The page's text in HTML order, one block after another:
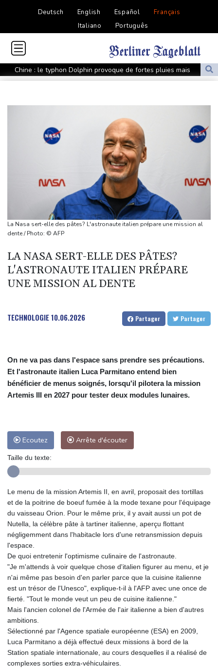
Deutsch English Español
Français
Italiano
Português
Chine : le typhon Dolphin provoque de fortes pluies mais
s'affaiblit
Chaleur record en Europe de l'Ouest pour le début de l'été 2026
En Zambie, le bilan économique du président "HH" à l'épreuve
Des incendies toujours plus coûteux pour les collectivités
Masters 1000 de Montréal: le tenant du titre Shelton en quarts
Climatisation, volets, arbres: les canicules à répétition s'invitent
dans la recherche de logement
WTA 1000 de Toronto: Rybakina, Gauff et Osaka en quarts
Euro de natation: Marchand réduit la voilure et mise sur le plaisir
La Nasa sert-elle des pâtes? L'astronaute italien prépare une mission al
dente / Photo: © AFP
LA NASA SERT-ELLE DES PÂTES?
L'ASTRONAUTE ITALIEN PRÉPARE
UNE MISSION AL DENTE
TECHNOLOGIE10.06.2026 Partager Partager
On ne va pas dans l'espace sans prendre ses précautions.
Et l'astronaute italien Luca Parmitano entend bien
bénéficier de menus soignés, lorsqu'il pilotera la mission
Artemis III en 2027 pour tester deux modules lunaires.
Ecoutez Arrête d'écouter
Taille du texte:
Le menu de la mission Artemis II, en avril, proposait des tortillas
et de la poitrine de boeuf fumée à la mode texane pour l'équipage
du vaisseau Orion. Pour le même prix, il y avait aussi un pot de
Nutella, la célèbre pâte à tartiner italienne, aperçu flottant
négligemment dans l'habitacle lors d'une retransmission depuis
l'espace.
De quoi entretenir l'optimisme culinaire de l'astronaute.
"Je m'attends à voir quelque chose d'italien figurer au menu, et je
n'ai même pas besoin d'en parler parce que la cuisine italienne
est un trésor de l'Unesco", explique-t-il à l'AFP avec une once de
fierté. "Tout le monde veut un peu de cuisine italienne."
Mais l'ancien colonel de l'Armée de l'air italienne a bien d'autres
ambitions.
Sélectionné par l'Agence spatiale européenne (ESA) en 2009,
Luca Parmitano a déjà effectué deux missions à bord de la
Station spatiale internationale, au cours desquelles il a réalisé de
complexes sorties extra-véhiculaires.